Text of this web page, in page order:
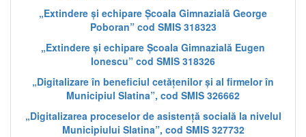
„Extindere și echipare Școala Gimnazială George
Poboran” cod SMIS 318323
„Extindere și echipare Școala Gimnazială Eugen
Ionescu” cod SMIS 318326
„Digitalizare în beneficiul cetățenilor și al firmelor în
Municipiul Slatina”, cod SMIS 326662
„Digitalizarea proceselor de asistență socială la nivelul
Municipiului Slatina”, cod SMIS 327732